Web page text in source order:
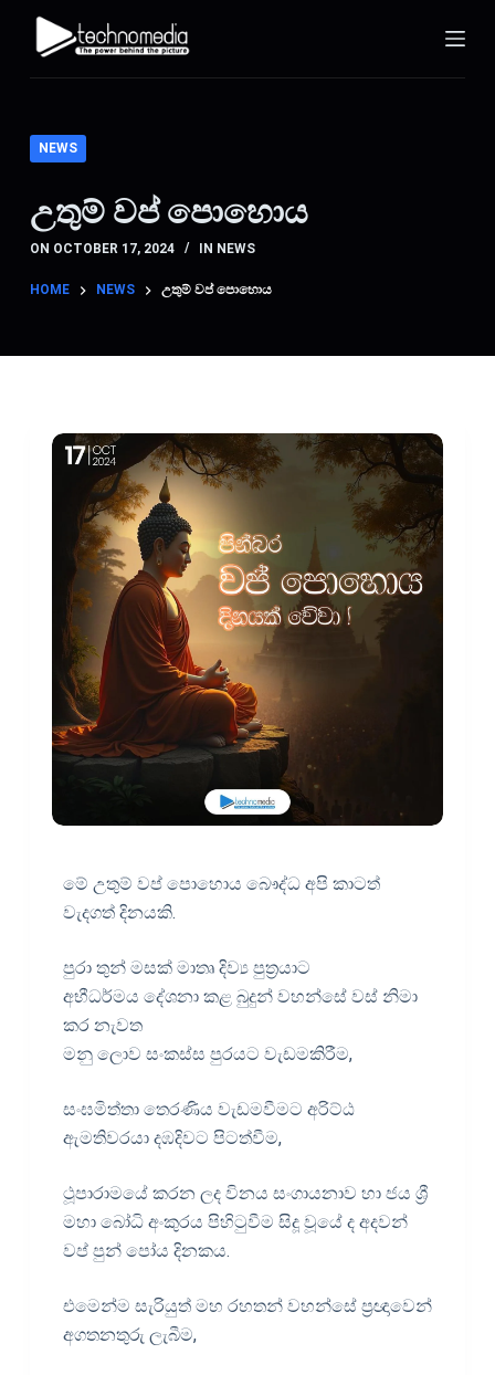
o
o
NEWS
උතුම් වප් පොහොය
ON OCTOBER 17, 2024 IN NEWS
HOME NEWS උතුම් වප් පොහොය
මේ උතුම් වප් පොහොය බෞද්ධ අපි කාටත්
වැදගත් දිනයකි.
පුරා තුන් මසක් මාතෘ දිව්‍ය පුත්‍රයාට
අභීධර්මය දේශනා කළ බුදුන් වහන්සේ වස් නිමා
කර නැවත
මනු ලොව සංකස්ස පුරයට වැඩමකිරීම,
සංඝමිත්තා තෙරණිය වැඩමවීමට අරිට්ඨ
ඇමතිවරයා දඹදිවට පිටත්වීම,
ථූපාරාමයේ කරන ලද විනය සංගායනාව හා ජය ශ්‍රී
මහා බෝධි අංකුරය පිහිටුවීම සිදූ වූයේ ද අදවන්
වප් පුන් පෝය දිනකය.
එමෙන්ම සැරියුත් මහ රහතන් වහන්සේ ප්‍රඥාවෙන්
අගතනතුරු ලැබීම,